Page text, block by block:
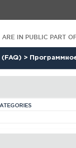
IN PUBLIC PART
(FAQ) >